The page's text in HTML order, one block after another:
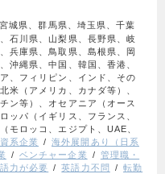
城県、群馬県、埼玉県、千葉
石川県、山梨県、長野県、岐
兵庫県、鳥取県、島根県、岡
沖縄県、中国、韓国、香港、
、フィリピン、インド、その
米（アメリカ、カナダ等）、
ン等）、オセアニア（オース
ッパ（イギリス、フランス、
モロッコ、エジプト、UAE、
系企業
海外展開あり（日系
ベンチャー企業
管理職・
力が必要 英語力不問
転勤